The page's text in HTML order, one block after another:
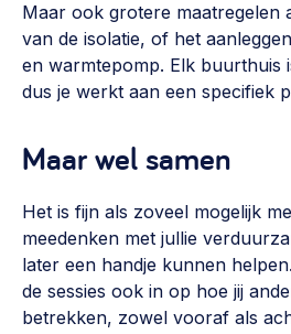
Buurtenergie
Energiecollectieven, buurt
Lobbyen, invloed uitoefenen,
Omgevingswet en
invoering omgevingswet,
gebiedsontwikkeling>
Maar ook grotere maatregelen
van de isolatie, of het
en warmtepomp. Elk buurthuis
dus je werkt aan een specifiek
Maar wel samen
Het is fijn als zoveel mogelijk
meedenken met jullie
later een handje kunnen
de sessies ook in op hoe jij
betrekken, zowel vooraf als